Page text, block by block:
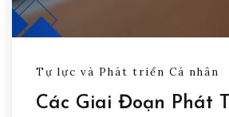
Tự lực và Phát triển Cá nhân
Các Giai Đoạn Phát